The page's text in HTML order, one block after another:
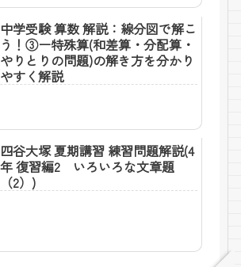
中学受験 算数 解説：線分図で解こ
う！③ー特殊算(和差算・分配算・
やりとりの問題)の解き方を分かり
やすく解説
四谷大塚 夏期講習 練習問題解説(4
年 復習編2 いろいろな文章題
（2）)